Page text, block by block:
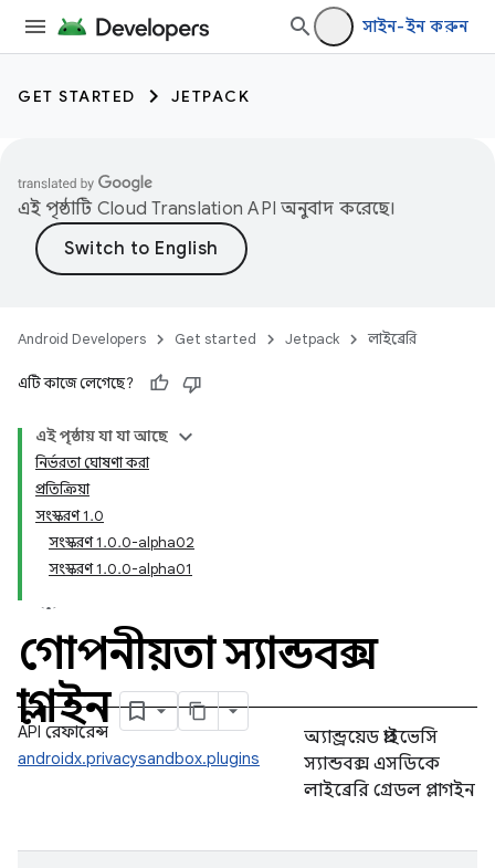
সাইন-ইন করুন
GET STARTED JETPACK
এই পৃষ্ঠাটি Cloud Translation API অনুবাদ করেছে।
Android Developers Get started Jetpack লাইব্রেরি
এটি কাজে লেগেছে?
এই পৃষ্ঠায় যা যা আছে
নির্ভরতা ঘোষণা করা
প্রতিক্রিয়া
সংস্করণ 1.0
সংস্করণ 1.0.0-alpha02
সংস্করণ 1.0.0-alpha01
গোপনীয়তা স্যান্ডবক্স
প্লাগইন
API রেফারেন্স
androidx.privacysandbox.plugins
অ্যান্ড্রয়েড প্রাইভেসি
স্যান্ডবক্স এসডিকে
লাইব্রেরি গ্রেডল প্লাগইন